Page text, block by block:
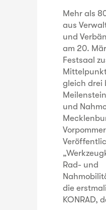
Mehr als
aus
und
am 20.
Festsaal
gleich drei
und
Rad- und
die
KONRAD,